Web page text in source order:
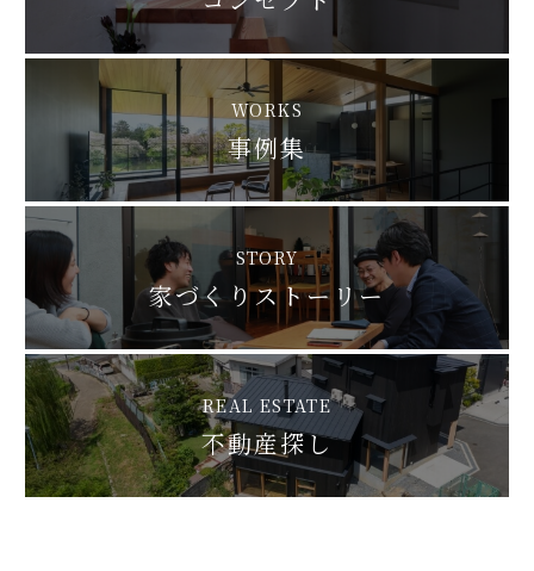
WORKS
事例集
STORY
家づくりストーリー
REAL ESTATE
不動産探し